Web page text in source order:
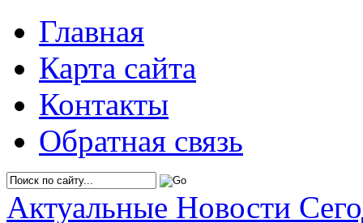
Главная
Карта сайта
Контакты
Обратная связь
Актуальные Новости